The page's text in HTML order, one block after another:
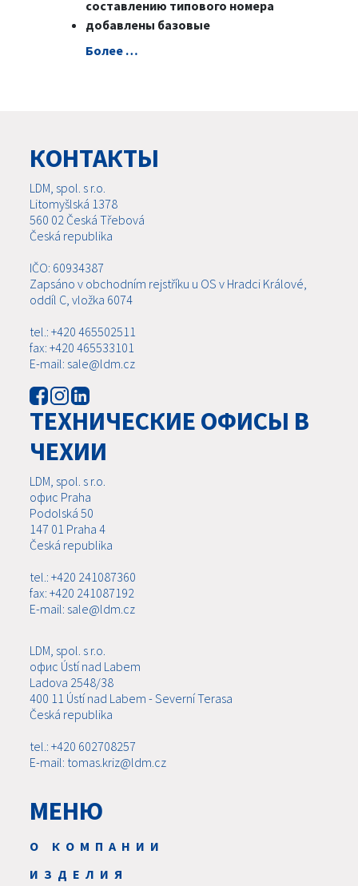
составлению типового номера
добавлены базовые
Болeе …
КОНТАКТЫ
LDM, spol. s r.o.
Litomyšlská 1378
560 02 Česká Třebová
Česká republika
IČO: 60934387
Zapsáno v obchodním rejstříku u OS v Hradci Králové,
oddíl C, vložka 6074
tel.: +420 465502511
fax: +420 465533101
E-mail: sale@ldm.cz
ТЕХНИЧЕСКИЕ ОФИСЫ В
ЧЕХИИ
LDM, spol. s r.o.
офис Praha
Podolská 50
147 01 Praha 4
Česká republika
tel.: +420 241087360
fax: +420 241087192
E-mail: sale@ldm.cz
LDM, spol. s r.o.
офис Ústí nad Labem
Ladova 2548/38
400 11 Ústí nad Labem - Severní Terasa
Česká republika
tel.: +420 602708257
E-mail: tomas.kriz@ldm.cz
МЕНЮ
О КОМПАНИИ
ИЗДЕЛИЯ